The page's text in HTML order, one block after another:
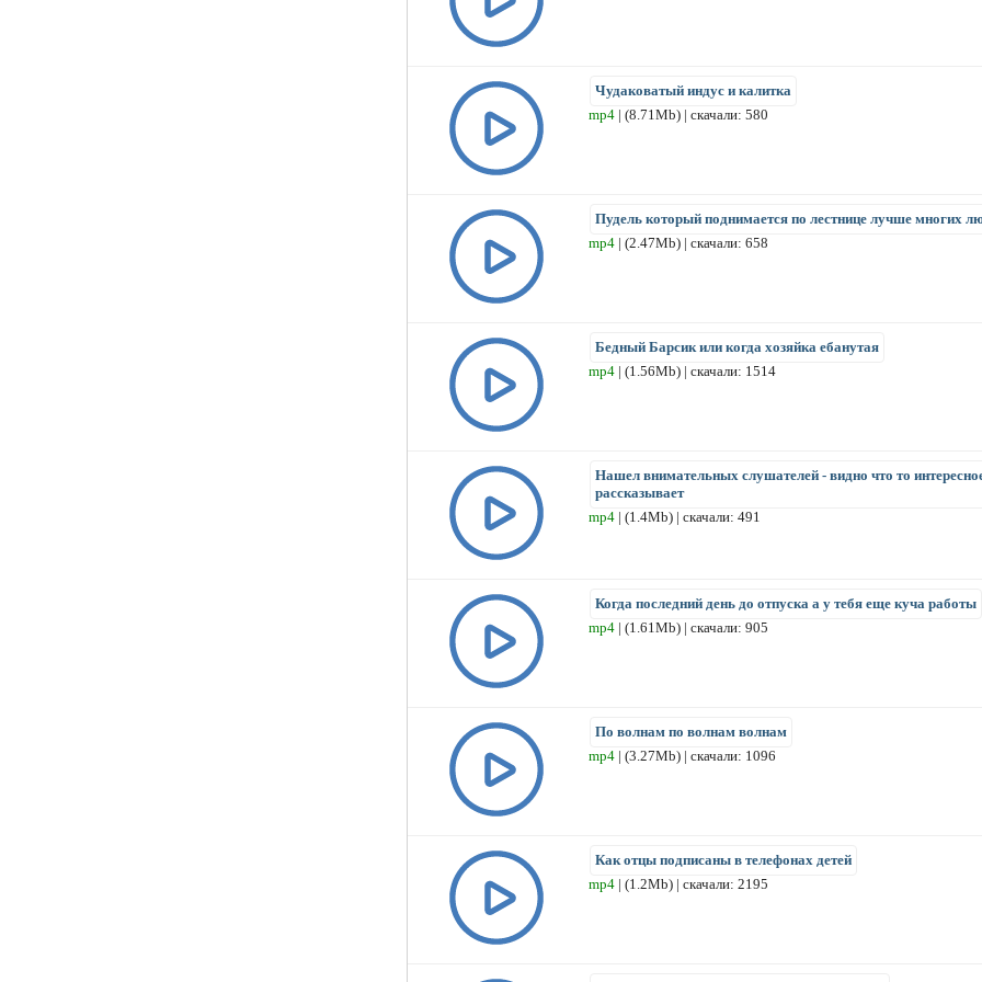
Чудаковатый индус и калитка
mp4 | (8.71Mb) | скачали: 580
Пудель который поднимается по лестнице лучше многих
mp4 | (2.47Mb) | скачали: 658
Бедный Барсик или когда хозяйка ебанутая
mp4 | (1.56Mb) | скачали: 1514
Нашел внимательных слушателей - видно что то
рассказывает
mp4 | (1.4Mb) | скачали: 491
Когда последний день до отпуска а у тебя еще куча работы
mp4 | (1.61Mb) | скачали: 905
По волнам по волнам волнам
mp4 | (3.27Mb) | скачали: 1096
Как отцы подписаны в телефонах детей
mp4 | (1.2Mb) | скачали: 2195